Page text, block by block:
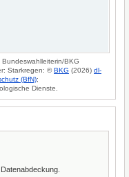
Bundeswahlleiterin/BKG
Starkregen: ©BKG (2026) dl-
(BfN);
Dienste.